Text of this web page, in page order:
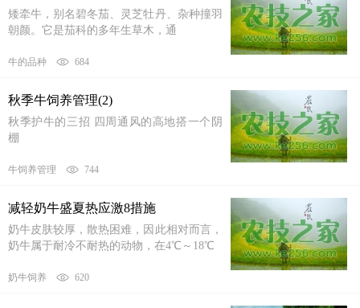
矮牵牛，别名碧冬茄、灵芝牡丹、杂种撞羽
朝颜。它是茄科的多年生草木，通
牛的品种 684
秋季牛饲养管理(2)
秋季护牛的三招 四周通风的高地搭一个阴
棚
牛饲养管理 744
减轻奶牛盛夏热应激8措施
奶牛皮肤较厚，散热困难，因此相对而言，
奶牛属于耐冷不耐热的动物，在4℃～18℃
奶牛饲养 620